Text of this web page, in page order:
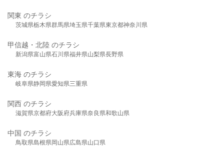
関東 のチラシ
茨城県栃木県群馬県埼玉県千葉県東京都神奈川県
甲信越・北陸 のチラシ
新潟県富山県石川県福井県山梨県長野県
東海 のチラシ
岐阜県静岡県愛知県三重県
関西 のチラシ
滋賀県京都府大阪府兵庫県奈良県和歌山県
中国 のチラシ
鳥取県島根県岡山県広島県山口県